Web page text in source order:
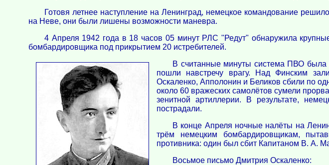
Готовя летнее наступление на Ленинград, немецкое командование
на Неве, они были лишены возможности маневра.
4 Апреля 1942 года в 18 часов 05 минут РЛС "Редут" обнаружила
бомбардировщика под прикрытием 20 истребителей.
В считанные минуты система ПВО была
пошли навстречу врагу. Над Финским
Оскаленко, Апполонин и Беликов сбили по
около 60 вражеских самолётов сумели
зенитной артиллерии. В результате,
пострадали.
В конце Апреля ночные налёты на
трём немецким бомбардировщикам,
противника: один был сбит Капитаном В. А.
Восьмое письмо Дмитрия Оскаленко: